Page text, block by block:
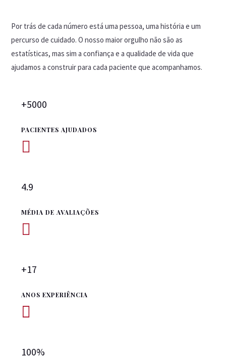
Por trás de cada número está uma pessoa, uma história e um
percurso de cuidado. O nosso maior orgulho não são as
estatísticas, mas sim a confiança e a qualidade de vida que
ajudamos a construir para cada paciente que acompanhamos.
+5000
PACIENTES AJUDADOS

4.9
MÉDIA DE AVALIAÇÕES

+17
ANOS EXPERIÊNCIA

100%